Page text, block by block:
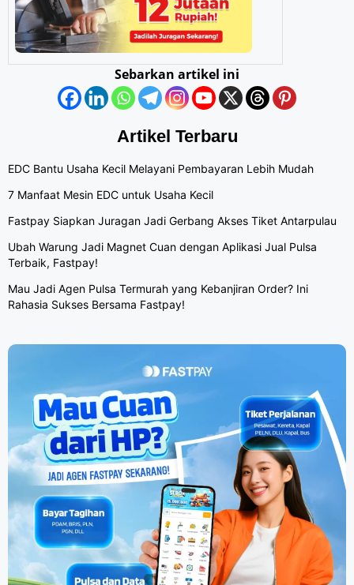
Sebarkan artikel ini
Artikel Terbaru
EDC Bantu Usaha Kecil Melayani Pembayaran Lebih Mudah
7 Manfaat Mesin EDC untuk Usaha Kecil
Fastpay Siapkan Juragan Jadi Gerbang Akses Tiket Antarpulau
Ubah Warung Jadi Magnet Cuan dengan Aplikasi Jual Pulsa
Terbaik, Fastpay!
Mau Jadi Agen Pulsa Termurah yang Kebanjiran Order? Ini
Rahasia Sukses Bersama Fastpay!